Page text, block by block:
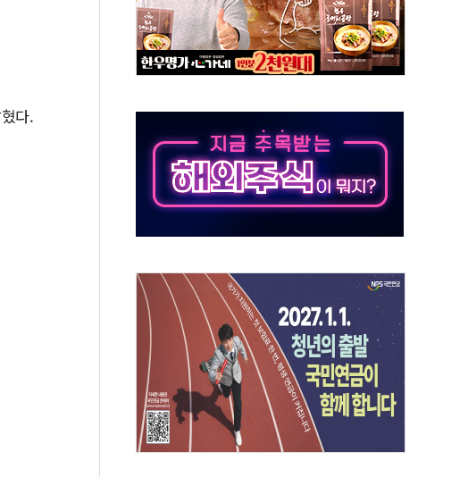
콜롬비아에 새 안보 위기… 반군·마약카르텔이 습득해 전투 활용
백린 아닌 무해한 표면 부식 물질"
, 송정' 시즌2
온열질환·가축 피해 최소화 '총력 대응'
다.